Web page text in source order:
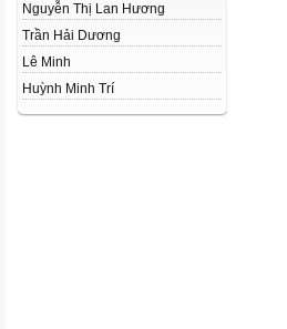
Nguyễn Thị Lan Hương
Trần Hải Dương
Lê Minh
Huỳnh Minh Trí